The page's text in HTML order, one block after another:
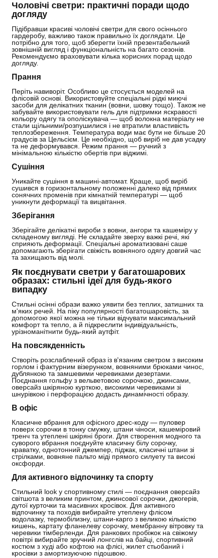
Чоловічі светри: практичні поради щодо
догляду
Підібравши красиві чоловічі светри для свого осіннього
гардеробу, важливо також правильно їх доглядати. Це
потрібно для того, щоб зберегти їхній презентабельний
зовнішній вигляд і функціональність на багато сезонів.
Рекомендуємо враховувати кілька корисних порад щодо
догляду.
Прання
Періть навиворіт. Особливо це стосується моделей на
флісовій основі. Використовуйте спеціальні рідкі миючі
засоби для делікатних тканин (вовни, шовку тощо). Також не
забувайте використовувати гель для підтримки яскравості
кольору одягу та ополіскувача — щоб волокна матеріалу не
стали щільними/розпушилися і не втратили властивість
теплозбереження. Температура води має бути не більше 20
градусів за Цельсієм. Це необхідно, щоб виріб не дав усадку
та не деформувався. Режим прання — ручний з
мінімальною кількістю обертів при віджимі.
Сушіння
Уникайте сушіння в машині-автомат. Краще, щоб виріб
сушився в горизонтальному положенні далеко від прямих
сонячних променів при кімнатній температурі — щоб
уникнути деформації та вицвітання.
Зберігання
Зберігайте делікатні вироби з вовни, ангори та кашеміру у
складеному вигляді. Не складайте зверху важкі речі, які
сприяють деформації. Спеціальні ароматизовані саше
допомагають зберігати свіжість вовняного одягу довгий час
та захищають від молі.
Як поєднувати светри у багатошарових
образах: стильні ідеї для будь-якого
випадку
Стильні осінні образи важко уявити без теплих, затишних та
м'яких речей. На піку популярності багатошаровість, за
допомогою якої можна не тільки відчувати максимальний
комфорт та тепло, а й підкреслити індивідуальність,
урізноманітнити будь-який аутфіт.
На повсякденність
Створіть розслаблений образ із в'язаним светром з високим
горлом і фактурним візерунком, вовняними брюками чинос,
дублянкою та замшевими черевиками дезертами.
Поєднання гольфу з вельветовою сорочкою, джинсами,
оверсайз шкіряною курткою, високими черевиками зі
шнурівкою і перфорацією додасть динамічності образу.
В офіс
Класичне вбрання для офісного дрес-коду — пуловер
поверх сорочки в тонку смужку, штани чіноси, кашеміровий
тренч та утеплені шкіряні броги. Для створення модного та
суворого вбрання поєднуйте класичну білу сорочку,
краватку, однотонний джемпер, піджак, класичні штани зі
стрілками, вовняне пальто міді прямого силуету та високі
оксфорди.
Для активного відпочинку та спорту
Стильний look у спортивному стилі — поєднання оверсайз
світшота з великим принтом, джинсової сорочки, джогерів,
дутої курточки та масивних кросівок. Для активного
відпочинку та походів вибирайте утеплену флісом
водолазку, термобілизну, штани-карго з великою кількістю
кишень, картату фланелеву сорочку, мембранну вітровку та
черевики тімберленди. Для ранкових пробіжок на свіжому
повітрі вибирайте зручний лонгслів на байці, спортивний
костюм з худі або кофтою на флісі, жилет стьобаний і
кросівки з амортизуючою підошвою.